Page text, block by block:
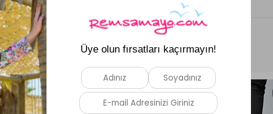
Benzer Ürünler
Yeni